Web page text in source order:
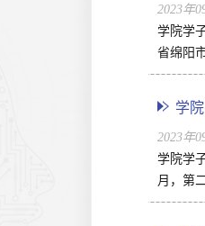
2023年
学院学
省绵阳
学
2023年
学院学
月，第